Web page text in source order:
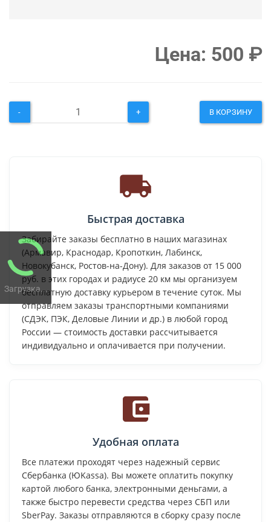
Загрузка...
Цена: 500 ₽
- + В КОРЗИНУ
Быстрая доставка
Забирайте заказы бесплатно в наших магазинах
(Армавир, Краснодар, Кропоткин, Лабинск,
Новокубанск, Ростов-на-Дону). Для заказов от 15 000
руб. в этих городах и радиусе 20 км мы организуем
бесплатную доставку курьером в течение суток. Мы
отправляем заказы транспортными компаниями
(СДЭК, ПЭК, Деловые Линии и др.) в любой город
России — стоимость доставки рассчитывается
индивидуально и оплачивается при получении.
Удобная оплата
Все платежи проходят через надежный сервис
Сбербанка (ЮKassa). Вы можете оплатить покупку
картой любого банка, электронными деньгами, а
также быстро перевести средства через СБП или
SberPay. Заказы отправляются в сборку сразу после